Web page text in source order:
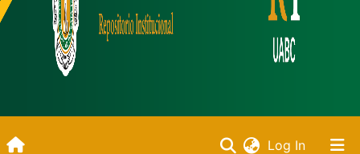
Log In(current)